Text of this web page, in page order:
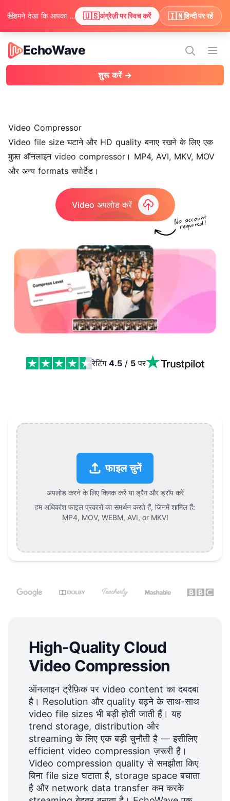
EchoWave
EchoWave
मेन्यू
शुरू करें →
Video Compressor
Video file size घटाने और HD quality बनाए रखने के लिए एक
मुफ़्त ऑनलाइन video compressor। MP4, AVI, MKV, MOV
और अन्य formats सपोर्टेड।
Video अपलोड करें
रेटिंग 4.5 / 5 पर
फाइल चुनें
अपलोड करने के लिए क्लिक करें या ड्रैग और ड्रॉप करें
हम अधिकांश फाइल प्रकारों का समर्थन करते हैं, जिनमें शामिल हैं:
MP4, MOV, WEBM, AVI, or MKV!
High-Quality Cloud
Video Compression
ऑनलाइन ट्रैफ़िक पर video content का दबदबा
है। Resolution और quality बढ़ने के साथ-साथ
video file sizes भी बड़ी होती जाती हैं। यह
trend storage, distribution और
streaming के लिए एक बड़ी चुनौती है — इसीलिए
efficient video compression ज़रूरी है।
Video compression quality से समझौता किए
बिना file size घटाता है, storage space बचाता
है और network data transfer कम करके
🌐 हमने देखा कि आपका ब्राउज़र अंग्रेज़ी पसंद करता है। क्या आप अंग्रेज़ी में सामग्री देखने के लिए स्विच करना चाहेंगे? 🇺🇸अंग्रेज़ी पर स्विच करें 🇮🇳हिन्दी पर रहें